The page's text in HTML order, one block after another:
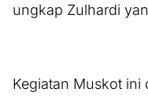
ungkap Zulhardi
Kegiatan Muskot ini